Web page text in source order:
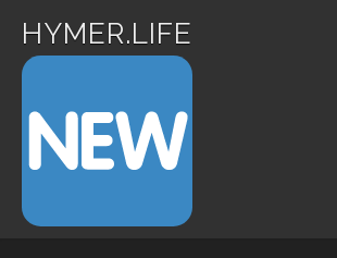
HYMER.LIFE